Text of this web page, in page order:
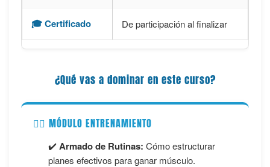
🎓 Certificado De participación al finalizar
¿Qué vas a dominar en este curso?
🏋️‍♂️ MÓDULO ENTRENAMIENTO
✔️Armado de Rutinas: Cómo estructurar
planes efectivos para ganar músculo.